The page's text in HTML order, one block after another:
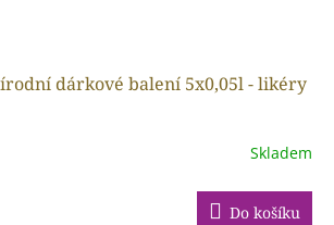
dárkové balení 5x0,05l - likéry
Skladem
Do košíku